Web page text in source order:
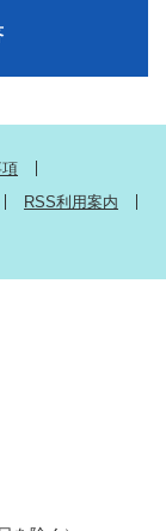
RSS利用案内